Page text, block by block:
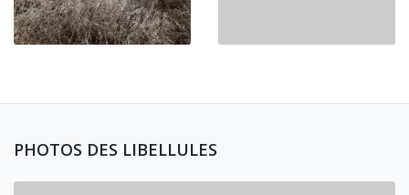
PHOTOS DES LIBELLULES